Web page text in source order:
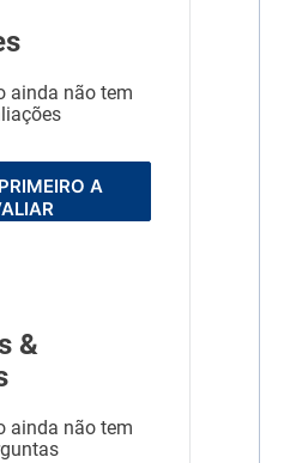
ainda não tem
A
&
ainda não tem